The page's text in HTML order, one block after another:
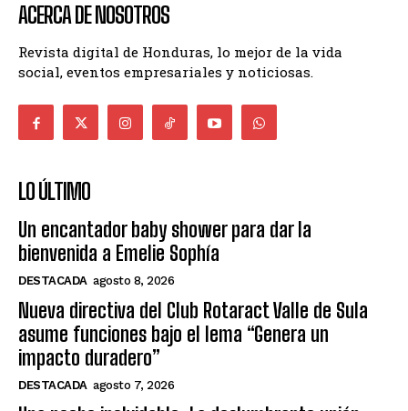
ACERCA DE NOSOTROS
Revista digital de Honduras, lo mejor de la vida
social, eventos empresariales y noticiosas.
LO ÚLTIMO
Un encantador baby shower para dar la
bienvenida a Emelie Sophía
DESTACADA agosto 8, 2026
Nueva directiva del Club Rotaract Valle de Sula
asume funciones bajo el lema “Genera un
impacto duradero”
DESTACADA agosto 7, 2026